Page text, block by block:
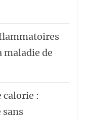
maladie de
calorie :
sans